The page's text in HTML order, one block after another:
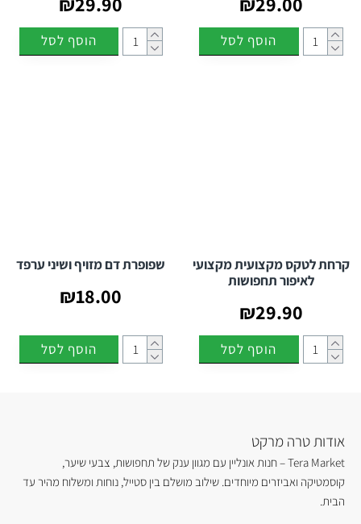
הוסף לסל הוסף לסל
קרחת לטקס מקצועית מקצועי
לאיפור תחפושות
₪29.90
הוסף לסל
שפופרת דם מזויף ושיני ערפד
₪18.00
הוסף לסל
אודות טרה מרקט
Tera Market – חנות אונליין עם מגוון ענק של תחפושות, צבעי שיער,
קוסמטיקה ואביזרים מיוחדים. שילוב מושלם בין סטייל, נוחות ומשלוח מהיר עד
הבית.